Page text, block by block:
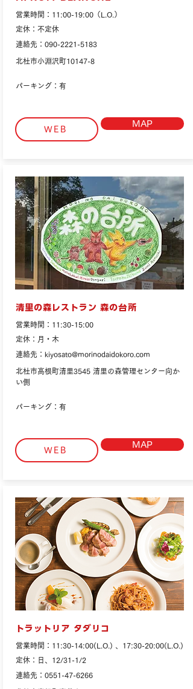
営業時間：11:00-19:00（L.O.）
定休：不定休
連絡先：090-2221-5183
北杜市小淵沢町10147-8
パーキング：有
WEB
MAP
清里の森レストラン 森の台所
営業時間：11:30-15:00
定休：月・木
連絡先： kiyosato@morinodaidokoro.com
北杜市高根町清里3545 清里の森管理センター向か
い側
パーキング：有
WEB
MAP
トラットリア タダリコ
営業時間：11:30-14:00(L.O.) 、17:30-20:00(L.O.)
定休：日、12/31-1/2
連絡先：0551-47-6266